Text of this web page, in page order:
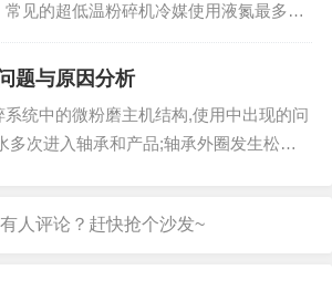
见的超低温粉碎机冷媒使用液氮最多，
，一般的物料在低温时脆性增大，
在使用过程中，要考虑效率提高部分能
题与原因分析
中的微粉磨主机结构,使用中出现的问
多次进入轴承和产品;轴承外圈发生松动,